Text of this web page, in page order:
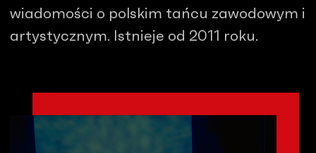
wiadomości o polskim tańcu zawodowym i
artystycznym. Istnieje od 2011 roku.